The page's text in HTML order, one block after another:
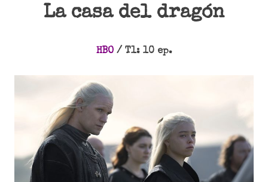
La casa del dragón
HBO/ T1: 10 ep.